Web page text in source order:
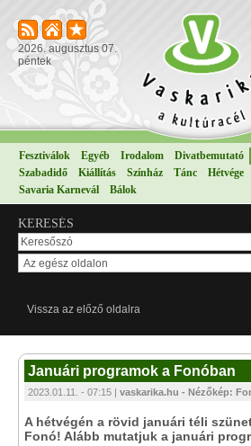
2026. augusztus 07.
péntek
Fesztiválok Egyéb Irodalom Divatbemutató
Szabadidő
Kiállítás Színház Tánc Hétvége
Savaria Karnevál
Bálok
KERESÉS
Vissza az előző oldalra
Januári programok a Fonóban
2023.01.11. - 07:15 | vaskarika.hu - Nézőkép:
A hétvégén a rövid januári téli
Fonó! Alább mutatjuk a januári